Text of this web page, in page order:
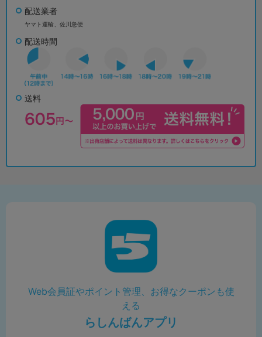
配送業者
ヤマト運輸、佐川急便
配送時間
送料
Web会員証やポイント管理、お得なクーポンも使
える
らしんばんアプリ